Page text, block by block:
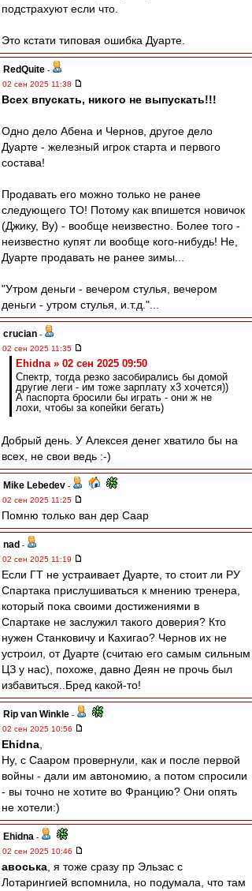
подстрахуют если что.
Это кстати типовая ошибка Дуарте.
RedQuite -
02 сен 2025 11:38
Всех впускать, никого не выпускать!!!
Одно дело Абена и Чернов, другое дело
Дуарте - железный игрок старта и первого
состава!
Продавать его можно только не ранее
следующего ТО! Потому как впишется новичок
(Джику, Ву) - вообще неизвестно. Более того -
неизвестно купят ли вообще кого-нибудь! Не,
Дуарте продавать не ранее зимы...
"Утром деньги - вечером стулья, вечером
деньги - утром стулья, и.т.д."...
crucian -
02 сен 2025 11:35
Ehidna » 02 сен 2025 09:50
Спектр, тогда резко засобирались бы домой
другие леги - им тоже зарплату х3 хочется))
А паспорта бросили бы играть - они ж не
лохи, чтобы за копейки бегать)
Добрый день. У Алексея денег хватило бы на
всех, не свои ведь :-)
Mike Lebedev -
02 сен 2025 11:25
Помню только ван дер Саар
nad -
02 сен 2025 11:19
Если ГТ не устраивает Дуарте, то стоит ли РУ
Спартака прислушиваться к мнению тренера,
который пока своими достижениями в
Спартаке не заслужил такого доверия? Кто
нужен Станковичу и Кахигао? Чернов их не
устроил, от Дуарте (считаю его самым сильным
ЦЗ у нас), похоже, давно Деян не прочь был
избавиться..Бред какой-то!
Rip van Winkle -
02 сен 2025 10:56
Ehidna
Ну, с Сааром провернули, как и после первой
войны - дали им автономию, а потом спросили
- вы точно не хотите во Францию? Они опять
не хотели:)
Ehidna -
02 сен 2025 10:46
авоська , я тоже сразу пр Эльзас с
Лотарингией вспомнила, но подумала, что там